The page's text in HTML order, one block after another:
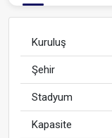
Kuruluş
Şehir
Stadyum
Kapasite